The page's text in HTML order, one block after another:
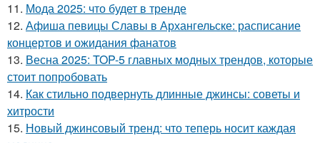
11. Мода 2025: что будет в тренде
12. Афиша певицы Славы в Архангельске: расписание
концертов и ожидания фанатов
13. Весна 2025: TOP-5 главных модных трендов, которые
стоит попробовать
14. Как стильно подвернуть длинные джинсы: советы и
хитрости
15. Новый джинсовый тренд: что теперь носит каждая